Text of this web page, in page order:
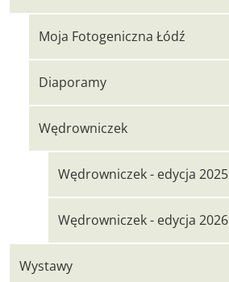
Moja Fotogeniczna Łódź
Diaporamy
Wędrowniczek
Wędrowniczek - edycja 2025
Wędrowniczek - edycja 2026
Wystawy